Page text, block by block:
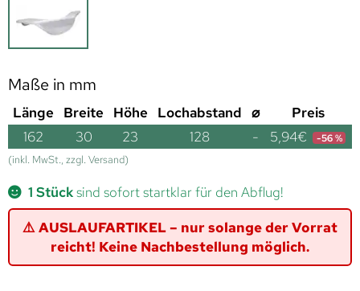
Maße in mm
Länge Breite Höhe Lochabstand ⌀
Preis
162
30 23 128 - 5,94€ -56 %
(inkl. MwSt., zzgl. Versand)
1 Stücksind sofort startklar für den Abflug!
⚠️ AUSLAUFARTIKEL – nur solange der Vorrat
reicht! Keine Nachbestellung möglich.